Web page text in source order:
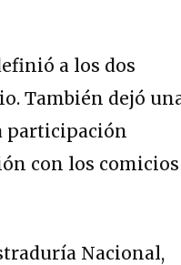
a los dos
También dejó
participación
con los comicios
Nacional,